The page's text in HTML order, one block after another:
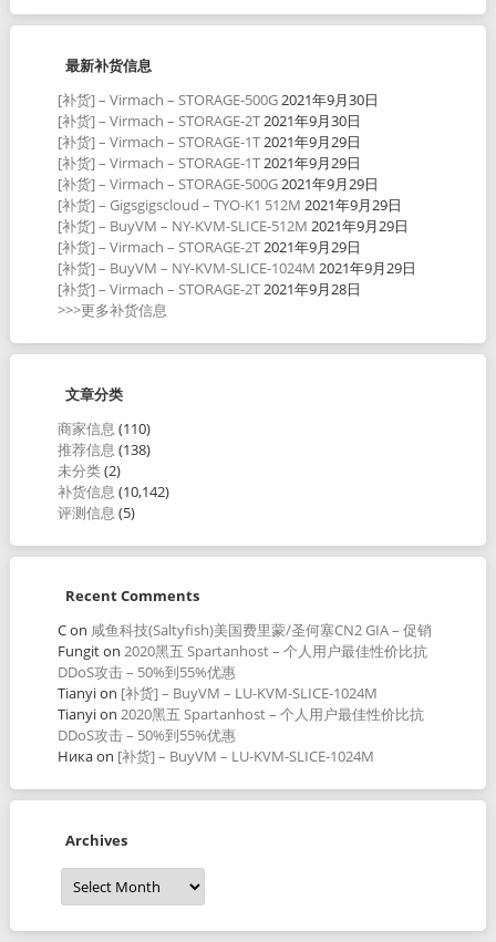
最新补货信息
[补货] – Virmach – STORAGE-500G2021年9月30日
[补货] – Virmach – STORAGE-2T2021年9月30日
[补货] – Virmach – STORAGE-1T2021年9月29日
[补货] – Virmach – STORAGE-1T2021年9月29日
[补货] – Virmach – STORAGE-500G2021年9月29日
[补货] – Gigsgigscloud – TYO-K1 512M 2021年9月29日
[补货] – BuyVM – NY-KVM-SLICE-512M 2021年9月29日
[补货] – Virmach – STORAGE-2T2021年9月29日
[补货] – BuyVM – NY-KVM-SLICE-1024M 2021年9月29日
[补货] – Virmach – STORAGE-2T2021年9月28日
>>>更多补货信息
文章分类
商家信息 (110)
推荐信息 (138)
未分类(2)
补货信息 (10,142)
评测信息 (5)
Recent Comments
Con 咸鱼科技(Saltyfish)美国费里蒙/圣何塞CN2 GIA – 促销
Fungiton 2020黑五 Spartanhost – 个人用户最佳性价比抗
DDoS攻击 – 50%到55%优惠
Tianyion [补货] – BuyVM – LU-KVM-SLICE-1024M
Tianyion 2020黑五 Spartanhost – 个人用户最佳性价比抗
DDoS攻击 – 50%到55%优惠
Никаon [补货] – BuyVM – LU-KVM-SLICE-1024M
Archives
Archives